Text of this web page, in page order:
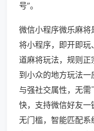
号”。
微信小程序微乐麻
将小程序，即开即
道麻将玩法，规则
到小众的地方玩法
与强社交属性，无
快，支持微信好友
无门槛，智能匹配